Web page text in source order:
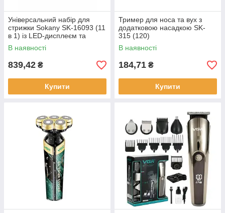
Універсальний набір для
стрижки Sokany SK-16093 (11
в 1) із LED-дисплеєм та
підставко (20)
В наявності
839,42 ₴
Купити
Тример для носа та вух з
додатковою насадкою SK-
315 (120)
В наявності
184,71 ₴
Купити